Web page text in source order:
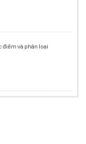
điểm và phân loại